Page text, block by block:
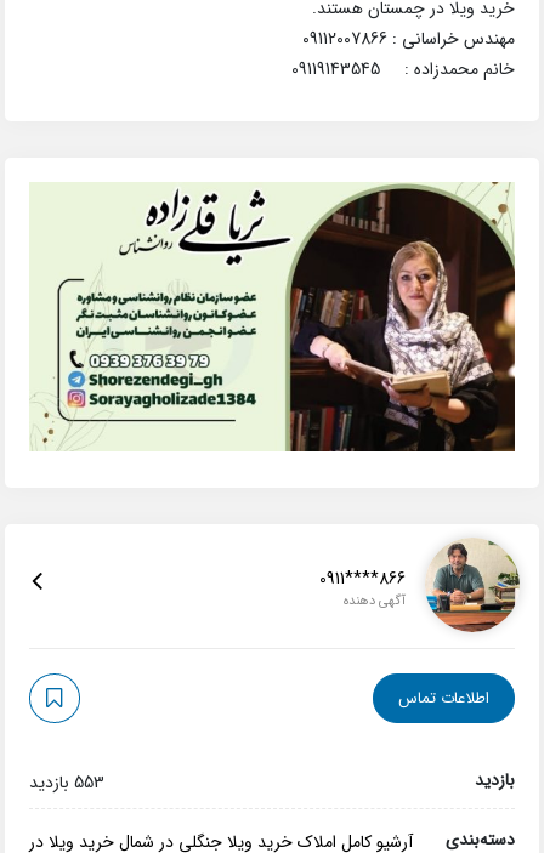
خرید ویلا در چمستان هستند.
مهندس خراسانی : 09112007866
خانم محمدزاده : 09119143545
0911****866
آگهی دهنده
اطلاعات تماس
بازدید 553 بازدید
دسته‌بندی آرشیو کامل املاک خرید ویلا جنگلی در شمال خرید ویلا در